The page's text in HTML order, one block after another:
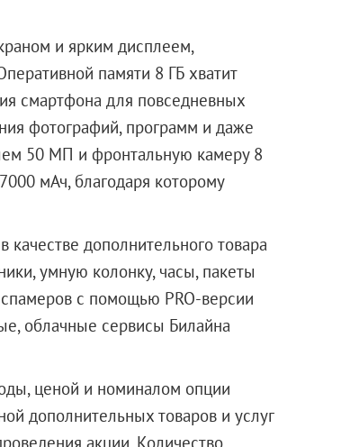
и ярким дисплеем,
памяти 8 ГБ хватит
смартфона для повседневных
фотографий, программ и даже
50 МП и фронтальную камеру 8
мАч, благодаря которому
дополнительного товара
умную колонку, часы, пакеты
с помощью PRO-версии
облачные сервисы Билайна
ценой и номиналом опции
дополнительных товаров и услуг
акции. Количество